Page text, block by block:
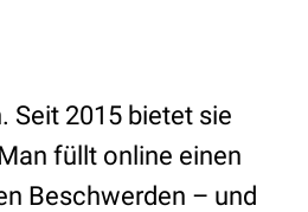
Seit 2015 bietet sie
füllt online einen
Beschwerden – und